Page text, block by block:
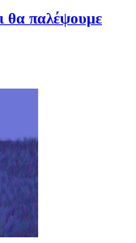
θα παλέψουμε